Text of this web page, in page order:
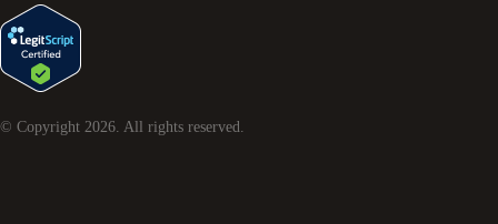
© Copyright 2026 . All rights reserved.